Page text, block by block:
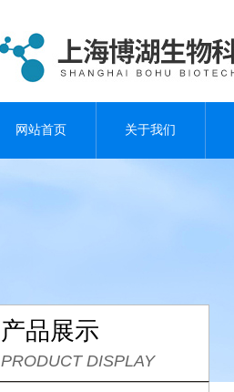
网站首页 关于我们
产品展示
PRODUCT DISPLAY